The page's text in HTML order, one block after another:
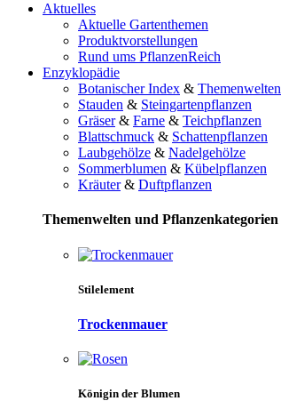
Aktuelles
Aktuelle Gartenthemen
Produktvorstellungen
Rund ums PflanzenReich
Enzyklopädie
Botanischer Index & Themenwelten
Stauden & Steingartenpflanzen
Gräser& Farne & Teichpflanzen
Blattschmuck & Schattenpflanzen
Laubgehölze & Nadelgehölze
Sommerblumen & Kübelpflanzen
Kräuter& Duftpflanzen
Themenwelten und Pflanzenkategorien
Stilelement
Trockenmauer
Königin der Blumen